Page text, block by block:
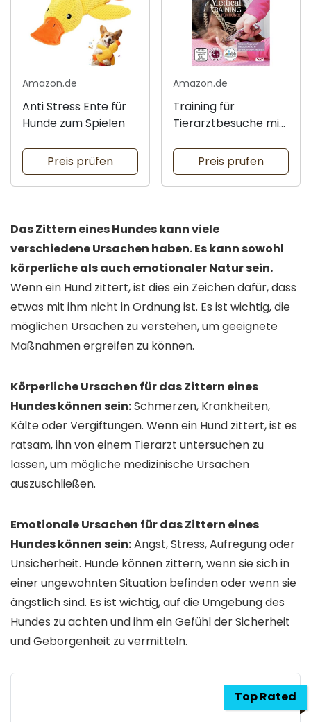
Amazon.de
Anti Stress Ente für
Hunde zum Spielen
Preis prüfen
Amazon.de
Training für
Tierarztbesuche mit
Preis prüfen
Das Zittern eines Hundes kann viele
verschiedene Ursachen haben. Es kann sowohl
körperliche als auch emotionaler Natur sein.
Wenn ein Hund zittert, ist dies ein Zeichen dafür, dass
etwas mit ihm nicht in Ordnung ist. Es ist wichtig, die
möglichen Ursachen zu verstehen, um geeignete
Maßnahmen ergreifen zu können.
Körperliche Ursachen für das Zittern eines
Hundes können sein:Schmerzen, Krankheiten,
Kälte oder Vergiftungen. Wenn ein Hund zittert, ist es
ratsam, ihn von einem Tierarzt untersuchen zu
lassen, um mögliche medizinische Ursachen
auszuschließen.
Emotionale Ursachen für das Zittern eines
Hundes können sein:Angst, Stress, Aufregung oder
Unsicherheit. Hunde können zittern, wenn sie sich in
einer ungewohnten Situation befinden oder wenn sie
ängstlich sind. Es ist wichtig, auf die Umgebung des
Hundes zu achten und ihm ein Gefühl der Sicherheit
und Geborgenheit zu vermitteln.
Top Rated